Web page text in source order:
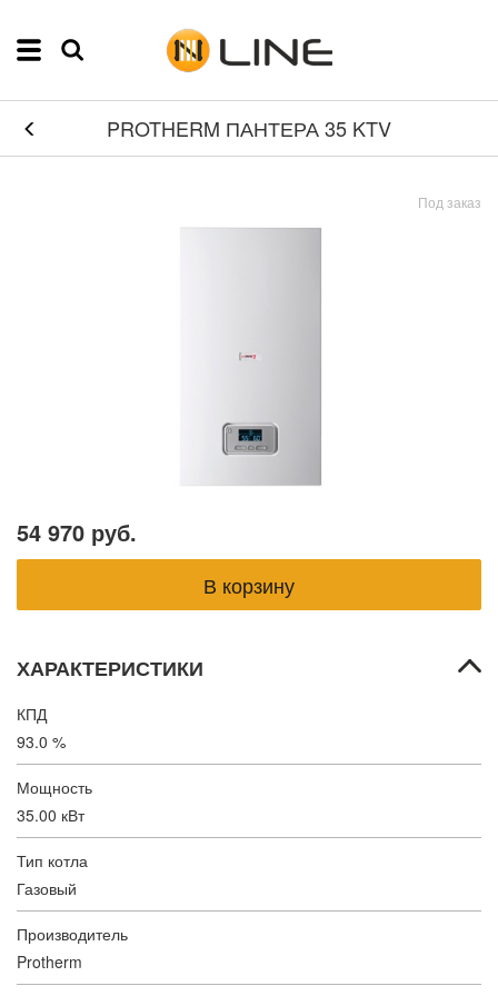
PROTHERM ПАНТЕРА 35 KTV
Под заказ
54 970 руб.
ХАРАКТЕРИСТИКИ
КПД
93.0 %
Мощность
35.00 кВт
Тип котла
Газовый
Производитель
Protherm